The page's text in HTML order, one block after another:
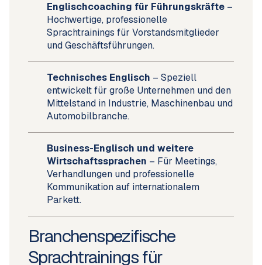
Englischcoaching für Führungskräfte –
Hochwertige, professionelle
Sprachtrainings für Vorstandsmitglieder
und Geschäftsführungen.
Technisches Englisch – Speziell
entwickelt für große Unternehmen und den
Mittelstand in Industrie, Maschinenbau und
Automobilbranche.
Business-Englisch und weitere
Wirtschaftssprachen – Für Meetings,
Verhandlungen und professionelle
Kommunikation auf internationalem
Parkett.
Branchenspezifische
Sprachtrainings für